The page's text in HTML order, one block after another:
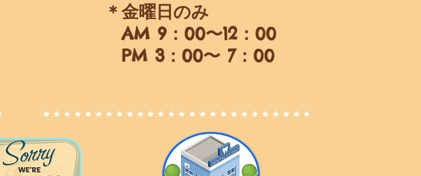
＊金曜日のみ
AM 9：00〜12：00
PM 3：00〜 7：00